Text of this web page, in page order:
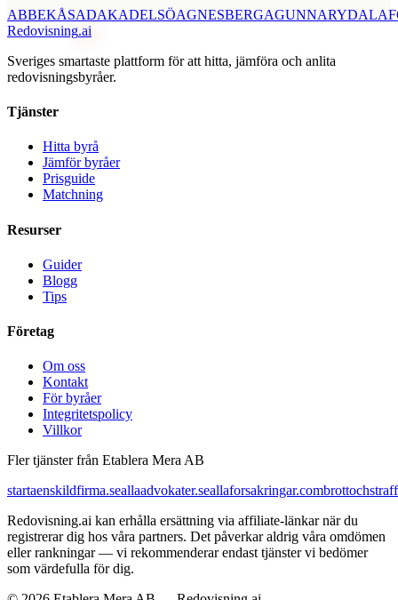
ABBEKÅSADAKADELSÖAGNESBERGAGUNNARYD
Redovisning.ai
Sveriges smartaste plattform för att hitta, jämföra och anlita
redovisningsbyråer.
Tjänster
Hitta byrå
Jämför byråer
Prisguide
Matchning
Resurser
Guider
Blogg
Tips
Företag
Om oss
Kontakt
För byråer
Integritetspolicy
Villkor
Fler tjänster från Etablera Mera AB
startaenskildfirma.seallaadvokater.seallaforsakringar.com
Redovisning.ai kan erhålla ersättning via affiliate-länkar när du
registrerar dig hos våra partners. Det påverkar aldrig våra omdömen
eller rankningar — vi rekommenderar endast tjänster vi bedömer
som värdefulla för dig.